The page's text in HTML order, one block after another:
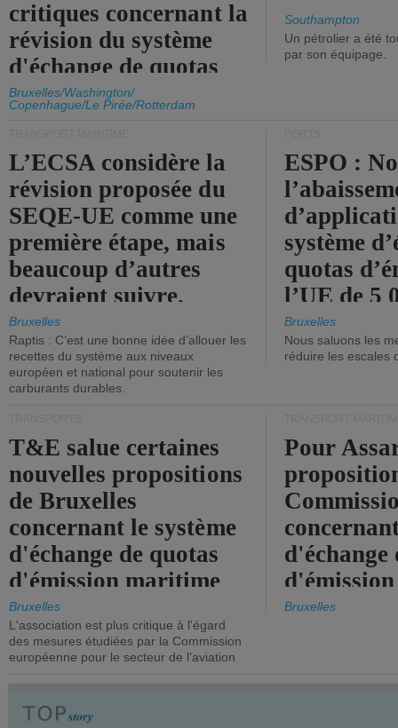
critiques concernant la
révision du système
d'échange de quotas
d'émission de l'UE.
Bruxelles/Washington/
Copenhague/Le Pirée/Rotterdam
Southampton
Un pétrolier a été
par son équipage.
L’ECSA considère la
révision proposée du
SEQE-UE comme une
première étape, mais
beaucoup d’autres
devraient suivre.
Bruxelles
Raptis : C’est une bonne idée d’allouer les
recettes du système aux niveaux
européen et national pour soutenir les
carburants durables.
ESPO :
système
quotas
l’UE de 5
tonneaux
brute.
Bruxelles
Nous saluons les
réduire les escales
T&E salue certaines
nouvelles propositions
de Bruxelles
concernant le système
d'échange de quotas
d'émission maritime
de l'UE.
Bruxelles
L'association est plus critique à l'égard
des mesures étudiées par la Commission
européenne pour le secteur de l'aviation
Pour
d'échange
timide,
Bruxelles